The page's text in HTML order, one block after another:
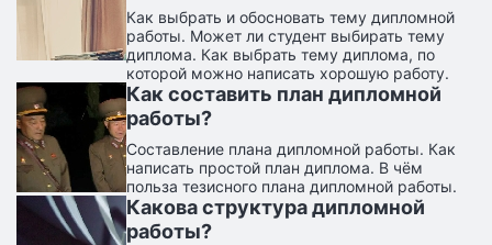
Как выбрать и обосновать тему дипломной
работы. Может ли студент выбирать тему
диплома. Как выбрать тему диплома, по
которой можно написать хорошую работу.
Как составить план дипломной
работы?
Составление плана дипломной работы. Как
написать простой план диплома. В чём
польза тезисного плана дипломной работы.
Какова структура дипломной
работы?